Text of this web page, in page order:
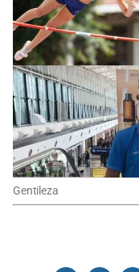
Gentileza